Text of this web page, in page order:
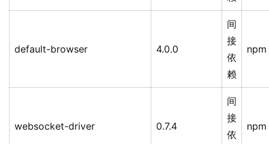
default-browser 4.0.0
间
接
依
赖
npm
websocket-driver 0.7.4
间
接
依
npm